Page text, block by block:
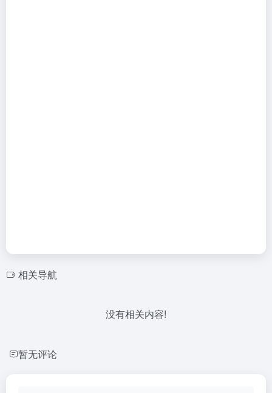
相关导航
没有相关内容!
暂无评论